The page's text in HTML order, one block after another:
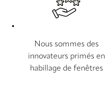
Nous sommes des
innovateurs primés en
habillage de fenêtres